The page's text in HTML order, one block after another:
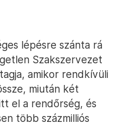
lépésre szánta rá
Szakszervezet
amikor rendkívüli
miután két
el a rendőrség, és
több százmilliós